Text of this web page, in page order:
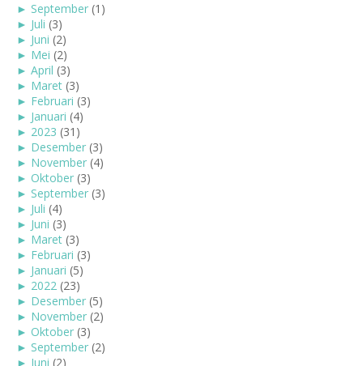
► September (1)
► Juli (3)
► Juni (2)
► Mei (2)
► April (3)
► Maret (3)
► Februari (3)
► Januari (4)
► 2023 (31)
► Desember (3)
► November (4)
► Oktober (3)
► September (3)
► Juli (4)
► Juni (3)
► Maret (3)
► Februari (3)
► Januari (5)
► 2022 (23)
► Desember (5)
► November (2)
► Oktober (3)
► September (2)
► Juni (2)